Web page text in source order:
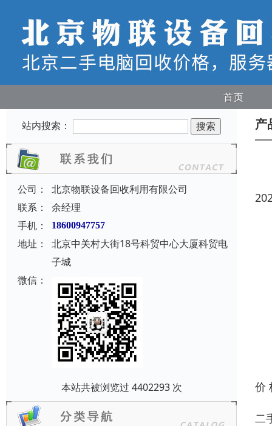
首页
站内搜索：
公司：
北京物联设备回收利用有限公司
联系：
余经理
手机：
18600947757
地址：
北京中关村大街18号科贸中心大厦科贸电
子城
微信：
本站共被浏览过 4402293 次
产
价
二